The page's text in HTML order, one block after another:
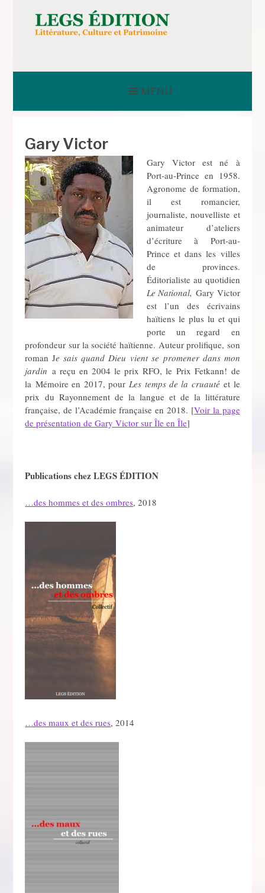
contenuLEGS ÉDITION
MENU
Gary Victor
Gary Victor est né à
Port-au-Prince en 1958.
Agronome de formation,
il est romancier,
journaliste, nouvelliste et
animateur d’ateliers
d’écriture à Port-au-
Prince et dans les villes
de provinces.
Éditorialiste au quotidien
Le National,Gary Victor
est l’un des écrivains
haïtiens le plus lu et qui
porte un regard en
profondeur sur la société haïtienne. Auteur prolifique, son
roman Je sais quand Dieu vient se promener dans mon
jardin a reçu en 2004 le prix RFO, le Prix Fetkann! de
la Mémoire en 2017, pourLes temps de la cruautéet le
prix du Rayonnement de la langue et de la littérature
française, de l’Académie française en 2018. [Voir la page
de présentation de Gary Victor sur Île en Île]
Publications chez LEGS ÉDITION
…des hommes et des ombres, 2018
…des maux et des rues, 2014